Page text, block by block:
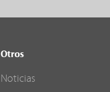
Otros
Noticias